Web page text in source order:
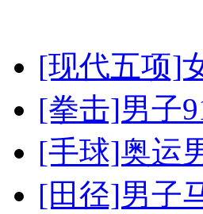
[现代五项]
[拳击]男子
[手球]奥运
[田径]男子